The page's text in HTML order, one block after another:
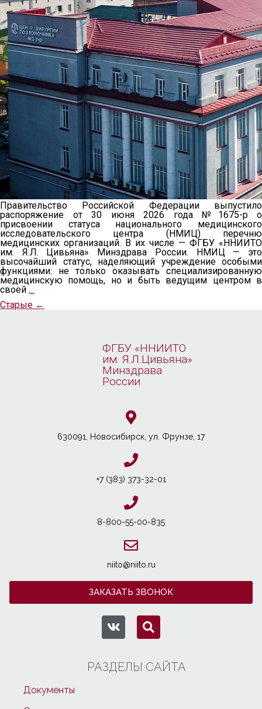
Правительство Российской Федерации выпустило
распоряжение от 30 июня 2026 года №1675-р о
присвоении статуса национального медицинского
исследовательского центра (НМИЦ) перечню
медицинских организаций. В их числе — ФГБУ «ННИИТО
им. Я.Л. Цивьяна» Минздрава России. НМИЦ — это
высочайший статус, наделяющий учреждение особыми
функциями: не только оказывать специализированную
медицинскую помощь, но и быть ведущим центром в
своей …
Старые ←
ФГБУ «ННИИТО
им. Я.Л.Цивьяна»
Минздрава
России
630091, Новосибирcк, ул. Фрунзе, 17
+7 (383) 373-32-01
8-800-55-00-835
niito@niito.ru
ЗАКАЗАТЬ ЗВОНОК
РАЗДЕЛЫ САЙТА
Документы